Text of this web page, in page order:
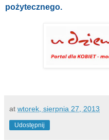
pożytecznego.
at wtorek, sierpnia 27, 2013
Udostępnij